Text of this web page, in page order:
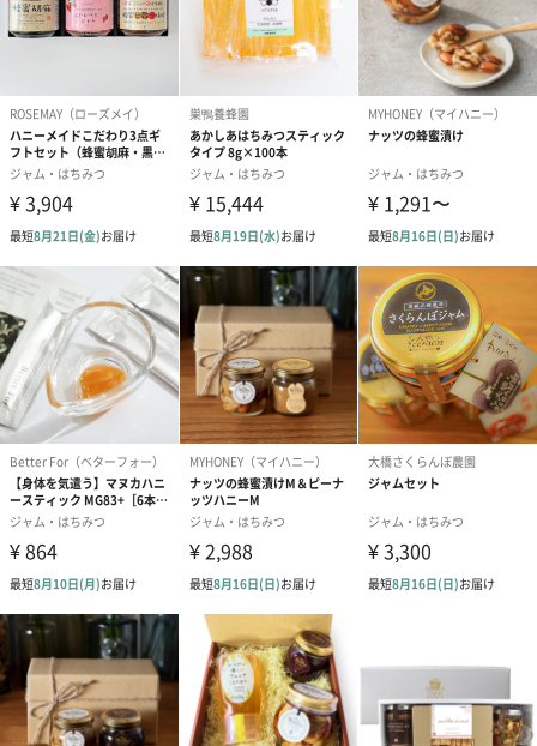
オプションで包装紙と手提げがお選びいただけます。
包装紙
手提げ袋（有料）
金澤やまぎし養蜂場
金沢の奥座敷・湯涌で養蜂を始めて、約九十年余り。
90年以上、はちみつと向き合ってきた養蜂家たちが厳選したはち
みつ専門店。
外装サイズ
幅8.2cmX縦16.5cmX高さ11.5cm
賞味期限／消
費期限
製造から730日